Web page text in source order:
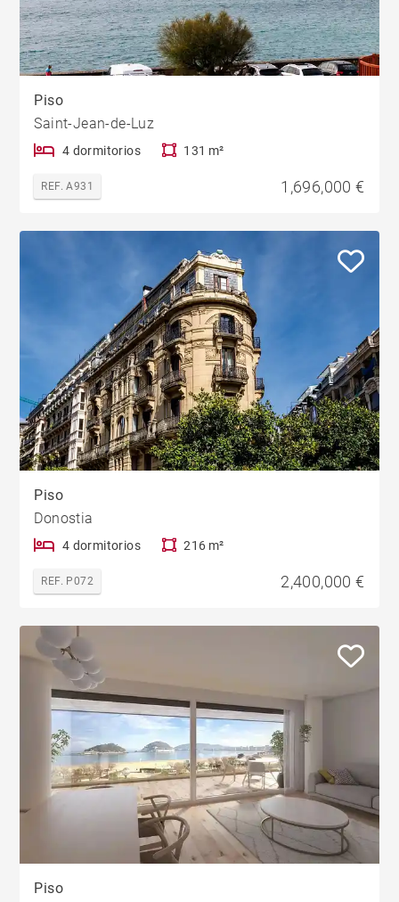
Piso
Saint-Jean-de-Luz
4 dormitorios 131 m²
REF. A931 1,696,000 €
Piso
Donostia
4 dormitorios 216 m²
REF. P072 2,400,000 €
Piso